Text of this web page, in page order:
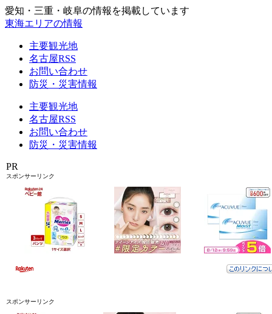
愛知・三重・岐阜の情報を掲載しています
東海エリアの情報
主要観光地
名古屋RSS
お問い合わせ
防災・災害情報
主要観光地
名古屋RSS
お問い合わせ
防災・災害情報
PR
スポンサーリンク
スポンサーリンク